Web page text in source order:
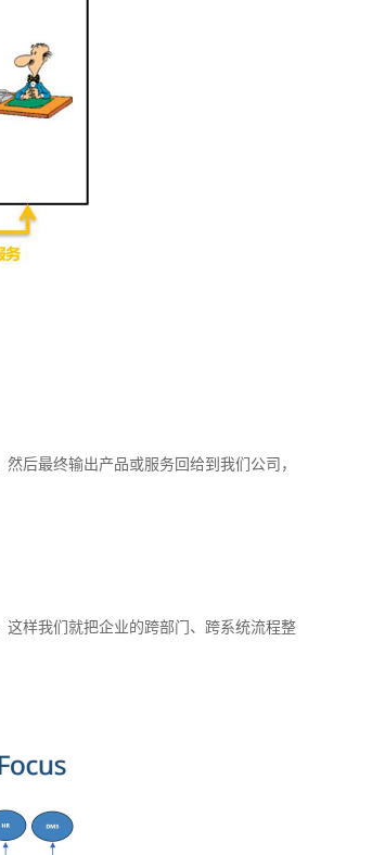
后最终输出产品或服务回给到我们公司，
样我们就把企业的跨部门、跨系统流程整